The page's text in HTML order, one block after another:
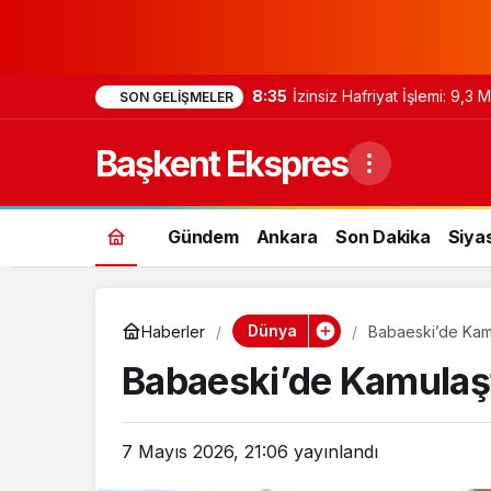
SON GELIŞMELER 8:35 İzinsiz Hafriyat İşlemi: 9,3
Başkent Ekspres
Gündem Ankara Son Dakika
Haberler Dünya Babaeski’de
Babaeski’de
7 Mayıs 2026, 21:06 yayınlandı